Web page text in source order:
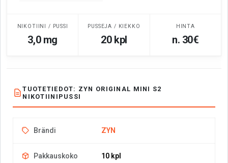
NIKOTIINI / PUSSI
3,0 mg
PUSSEJA / KIEKKO
20 kpl
HINTA
n. 30€
TUOTETIEDOT: ZYN ORIGINAL MINI S2
NIKOTIINIPUSSI
Brändi ZYN
Pakkauskoko 10 kpl